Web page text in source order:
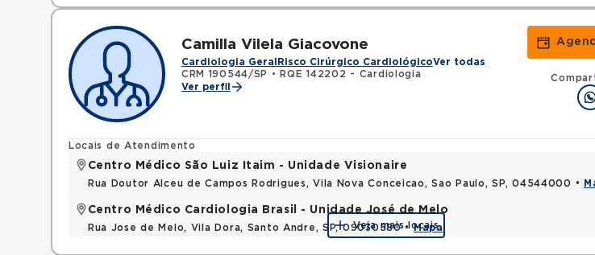
Camilla Vilela Giacovone
Cardiologia Geral Risco Cirúrgico CardiológicoVer todas
CRM 190544/SP
•
RQE 142202 - Cardiologia
Ver perfil
Locais de Atendimento
Centro Médico São Luiz Itaim - Unidade Visionaire
Rua Doutor Alceu de Campos Rodrigues, Vila Nova Conceicao, Sao Paulo, SP, 04544000 •
Centro Médico Cardiologia Brasil - Unidade José de Melo
Rua Jose de Melo, Vila Dora, Santo Andre, SP, 09030580 •Mapa
Veja mais locais